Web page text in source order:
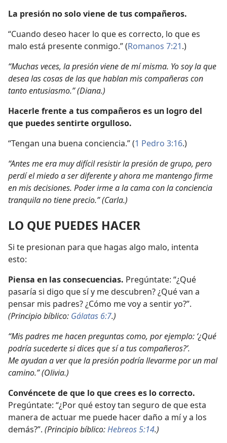
La presión no solo viene de tus compañeros.
“Cuando deseo hacer lo que es correcto, lo que es
malo está presente conmigo.” (Romanos 7:21.)
“Muchas veces, la presión viene de mí misma. Yo soy la que
desea las cosas de las que hablan mis compañeras con
tanto entusiasmo.” (Diana.)
Hacerle frente a tus compañeros es un logro del
que puedes sentirte orgulloso.
“Tengan una buena conciencia.” (1 Pedro 3:16.)
“Antes me era muy difícil resistir la presión de grupo, pero
perdí el miedo a ser diferente y ahora me mantengo firme
en mis decisiones. Poder irme a la cama con la conciencia
tranquila no tiene precio.” (Carla.)
LO QUE PUEDES HACER
Si te presionan para que hagas algo malo, intenta
esto:
Piensa en las consecuencias. Pregúntate: “¿Qué
pasaría si digo que sí y me descubren? ¿Qué van a
pensar mis padres? ¿Cómo me voy a sentir yo?”.
(Principio bíblico: Gálatas 6:7.)
“Mis padres me hacen preguntas como, por ejemplo: ‘¿Qué
podría sucederte si dices que sí a tus compañeros?’.
Me ayudan a ver que la presión podría llevarme por un mal
camino.” (Olivia.)
Convéncete de que lo que crees es lo correcto.
Pregúntate: “¿Por qué estoy tan seguro de que esta
manera de actuar me puede hacer daño a mí y a los
demás?”. (Principio bíblico:Hebreos 5:14.)